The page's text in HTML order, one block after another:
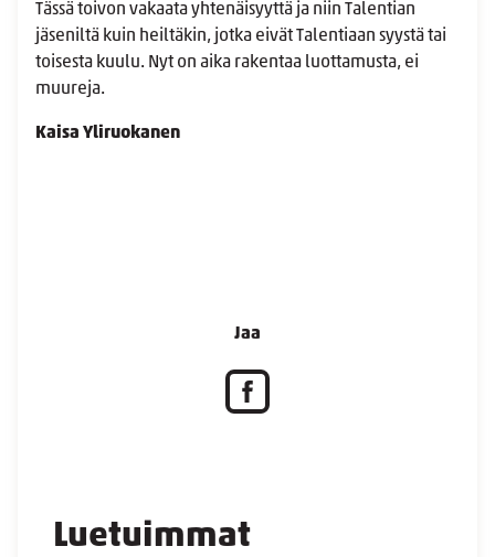
Luetuimmat
Tässä toivon vakaata yhtenäisyyttä ja niin Talentian
jäseniltä kuin heiltäkin, jotka eivät Talentiaan syystä tai
toisesta kuulu. Nyt on aika rakentaa luottamusta, ei
muureja.
Kaisa Yliruokanen
Jaa